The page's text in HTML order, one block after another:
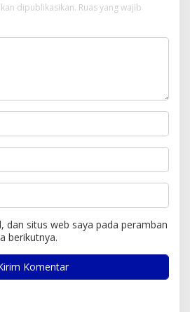
dipublikasikan. Ruas yang wajib
dan situs web saya pada peramban
berikutnya.